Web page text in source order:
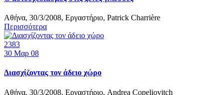
Αθήνα, 30/3/2008, Εργαστήριο, Patrick Charrière
Περισσότερα
2383
30 Μαρ 08
Διασχίζοντας τον άδειο χώρο
Αθήνα, 30/3/2008, Εργαστήριο, Andrea Copeliovitch